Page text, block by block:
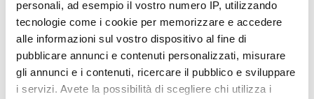
personali, ad esempio il vostro numero IP, utilizzando
tecnologie come i cookie per memorizzare e accedere
alle informazioni sul vostro dispositivo al fine di
pubblicare annunci e contenuti personalizzati, misurare
gli annunci e i contenuti, ricercare il pubblico e sviluppare
i servizi. Avete la possibilità di scegliere chi utilizza i
LUOGO
Sant’Ambrogio
Piazza Sant'Ambrogio 15, Milano
Milano
+ Google Maps